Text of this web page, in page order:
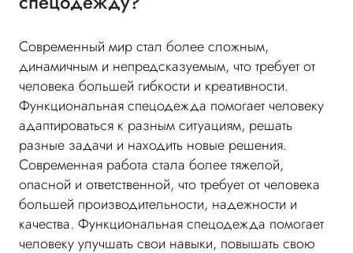
Современный мир стал более сложным,
динамичным и непредсказуемым, что требует от
человека большей гибкости и креативности.
Функциональная спецодежда помогает человеку
адаптироваться к разным ситуациям, решать
разные задачи и находить новые решения.
Современная работа стала более тяжелой,
опасной и ответственной, что требует от человека
большей производительности, надежности и
качества. Функциональная спецодежда помогает
человеку улучшать свои навыки, повышать свою